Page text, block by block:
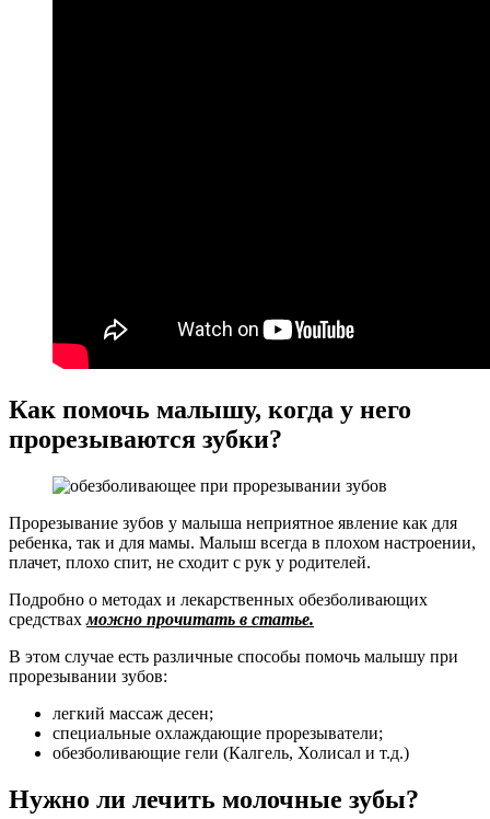
Как помочь малышу, когда у него
прорезываются зубки?
Прорезывание зубов у малыша неприятное явление как для
ребенка, так и для мамы. Малыш всегда в плохом настроении,
плачет, плохо спит, не сходит с рук у родителей.
Подробно о методах и лекарственных обезболивающих
средствахможно прочитать в статье.
В этом случае есть различные способы помочь малышу при
прорезывании зубов:
легкий массаж десен;
специальные охлаждающие прорезыватели;
обезболивающие гели (Калгель, Холисал и т.д.)
Нужно ли лечить молочные зубы?